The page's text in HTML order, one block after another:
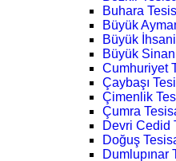
Buhara
Büyük
Büyük
Büyük
Cumhuriyet
Çaybaşı
Çimenlik
Çumra
Devri Cedid
Doğuş
Dumlupınar